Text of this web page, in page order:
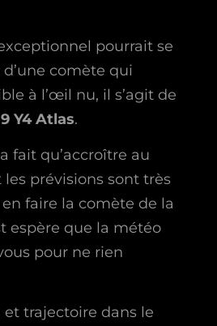
pourrait se
d’une comète qui
à l’œil nu, il s’agit de
Y4 Atlas.
fait qu’accroître au
prévisions sont très
faire la comète de la
espère que la météo
pour ne rien
et trajectoire dans le